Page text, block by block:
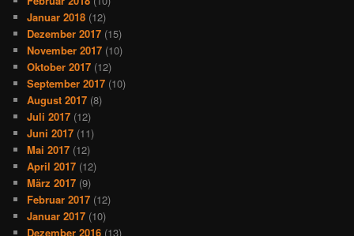
Januar 2018 (12)
Dezember 2017 (15)
November 2017 (10)
Oktober 2017 (12)
September 2017 (10)
August 2017 (8)
Juli 2017 (12)
Juni 2017 (11)
Mai 2017 (12)
April 2017 (12)
März 2017 (9)
Februar 2017 (12)
Januar 2017 (10)
Dezember 2016 (13)